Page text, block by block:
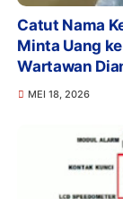
Catut Nama
Minta Uang
Wartawan
MEI 18, 2026